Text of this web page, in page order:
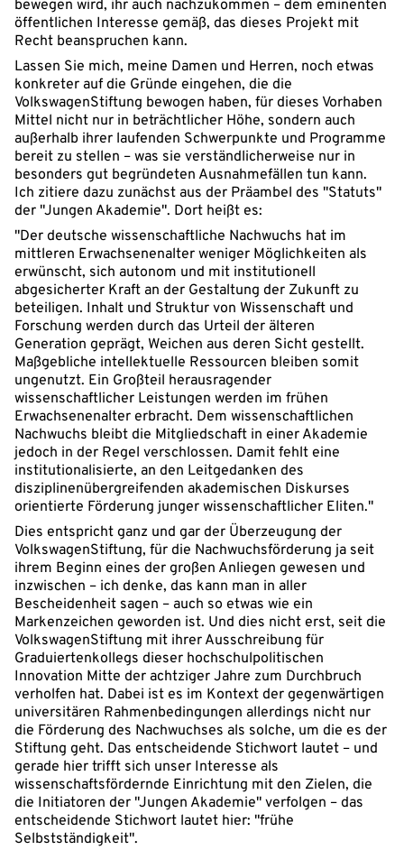
bewegen wird, ihr auch nachzukommen – dem eminenten
öffentlichen Interesse gemäß, das dieses Projekt mit
Recht beanspruchen kann.
Lassen Sie mich, meine Damen und Herren, noch etwas
konkreter auf die Gründe eingehen, die die
VolkswagenStiftung bewogen haben, für dieses Vorhaben
Mittel nicht nur in beträchtlicher Höhe, sondern auch
außerhalb ihrer laufenden Schwerpunkte und Programme
bereit zu stellen – was sie verständlicherweise nur in
besonders gut begründeten Ausnahmefällen tun kann.
Ich zitiere dazu zunächst aus der Präambel des "Statuts"
der "Jungen Akademie". Dort heißt es:
"Der deutsche wissenschaftliche Nachwuchs hat im
mittleren Erwachsenenalter weniger Möglichkeiten als
erwünscht, sich autonom und mit institutionell
abgesicherter Kraft an der Gestaltung der Zukunft zu
beteiligen. Inhalt und Struktur von Wissenschaft und
Forschung werden durch das Urteil der älteren
Generation geprägt, Weichen aus deren Sicht gestellt.
Maßgebliche intellektuelle Ressourcen bleiben somit
ungenutzt. Ein Großteil herausragender
wissenschaftlicher Leistungen werden im frühen
Erwachsenenalter erbracht. Dem wissenschaftlichen
Nachwuchs bleibt die Mitgliedschaft in einer Akademie
jedoch in der Regel verschlossen. Damit fehlt eine
institutionalisierte, an den Leitgedanken des
disziplinenübergreifenden akademischen Diskurses
orientierte Förderung junger wissenschaftlicher Eliten."
Dies entspricht ganz und gar der Überzeugung der
VolkswagenStiftung, für die Nachwuchsförderung ja seit
ihrem Beginn eines der großen Anliegen gewesen und
inzwischen – ich denke, das kann man in aller
Bescheidenheit sagen – auch so etwas wie ein
Markenzeichen geworden ist. Und dies nicht erst, seit die
VolkswagenStiftung mit ihrer Ausschreibung für
Graduiertenkollegs dieser hochschulpolitischen
Innovation Mitte der achtziger Jahre zum Durchbruch
verholfen hat. Dabei ist es im Kontext der gegenwärtigen
universitären Rahmenbedingungen allerdings nicht nur
die Förderung des Nachwuchses als solche, um die es der
Stiftung geht. Das entscheidende Stichwort lautet – und
gerade hier trifft sich unser Interesse als
wissenschaftsfördernde Einrichtung mit den Zielen, die
die Initiatoren der "Jungen Akademie" verfolgen – das
entscheidende Stichwort lautet hier: "frühe
Selbstständigkeit".